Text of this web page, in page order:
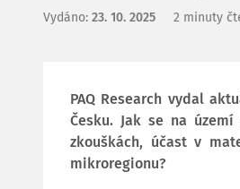
Vydáno: 23. 10. 2025 2 minuty
PAQ Research vydal
Česku. Jak se na
zkouškách, účast v
mikroregionu?